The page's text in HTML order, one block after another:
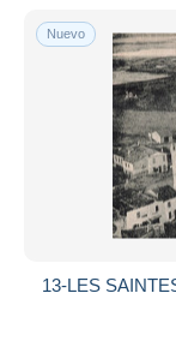
Sólo con
Envío gratis
Métodos de
Visa
Nuevo
13-LES